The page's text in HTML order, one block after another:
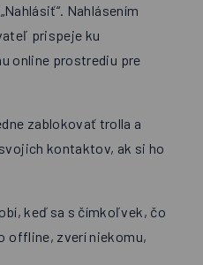
Nahlásením
prispeje ku
online prostrediu pre
zablokovať trolla a
kontaktov, ak si ho
keď sa s čímkoľvek, čo
offline, zverí niekomu,